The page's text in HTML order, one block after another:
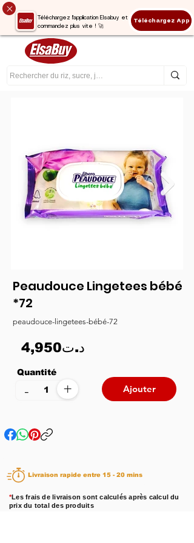
Téléchargez l'application Elsabuy et
commandez plus vite ! 🚀
Téléchargez App
Peaudouce Lingetees bébé
*72
peaudouce-lingetees-bébé-72
4,950د.ت
Quantité
+
- Ajouter
Livraison rapide entre 15 - 20 mins
*Les frais de livraison sont calculés après calcul du
prix du total des produits